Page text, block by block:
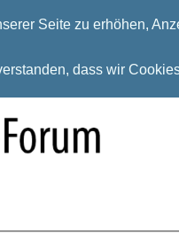
Seite zu erhöhen,
dass wir